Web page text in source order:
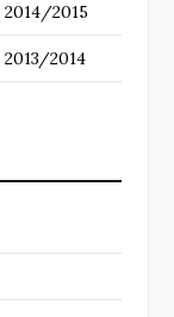
2015
2014